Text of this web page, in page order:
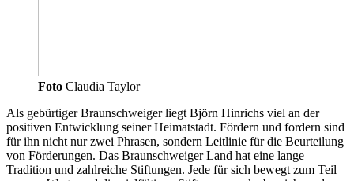
Foto Claudia Taylor
Als gebürtiger Braunschweiger liegt Björn Hinrichs viel an der
positiven Entwicklung seiner Heimatstadt. Fördern und fordern sind
für ihn nicht nur zwei Phrasen, sondern Leitlinie für die Beurteilung
von Förderungen. Das Braunschweiger Land hat eine lange
Tradition und zahlreiche Stiftungen. Jede für sich bewegt zum Teil